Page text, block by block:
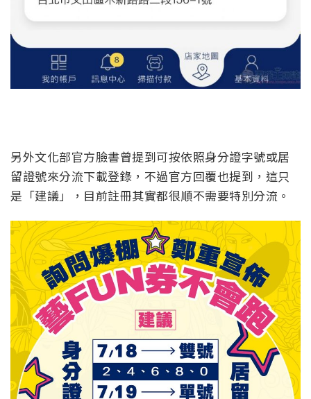
另外文化部官方臉書曾提到可按依照身分證字號或居
留證號來分流下載登錄，不過官方回覆也提到，這只
是「建議」，目前註冊其實都很順不需要特別分流。